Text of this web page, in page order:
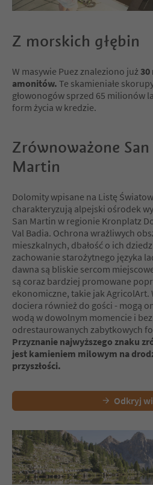
Z morskich głębin
W masywie Puez znaleziono już 30
amonitów. Te skamieniałe
głowonogów sprzed 65 milionów
form życia w kredzie.
Zrównoważone
Martin
Dolomity wpisane na Listę
charakteryzują alpejski ośrodek
San Martin w regionie Kronplatz
Val Badia. Ochrona wrażliwych
mieszkalnych, dbałość o ich
zachowanie starożytnego języka
dawna są bliskie sercom
są coraz bardziej promowane
ekonomiczne, takie jak AgricolArt.
dociera również do gości - mogą
wodą w dowolnym momencie i
odrestaurowanych zabytkowych
Przyznanie najwyższego znaku
jest kamieniem milowym na
przyszłości.
Odkryj